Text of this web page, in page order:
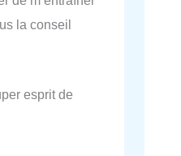
la conseil
esprit de